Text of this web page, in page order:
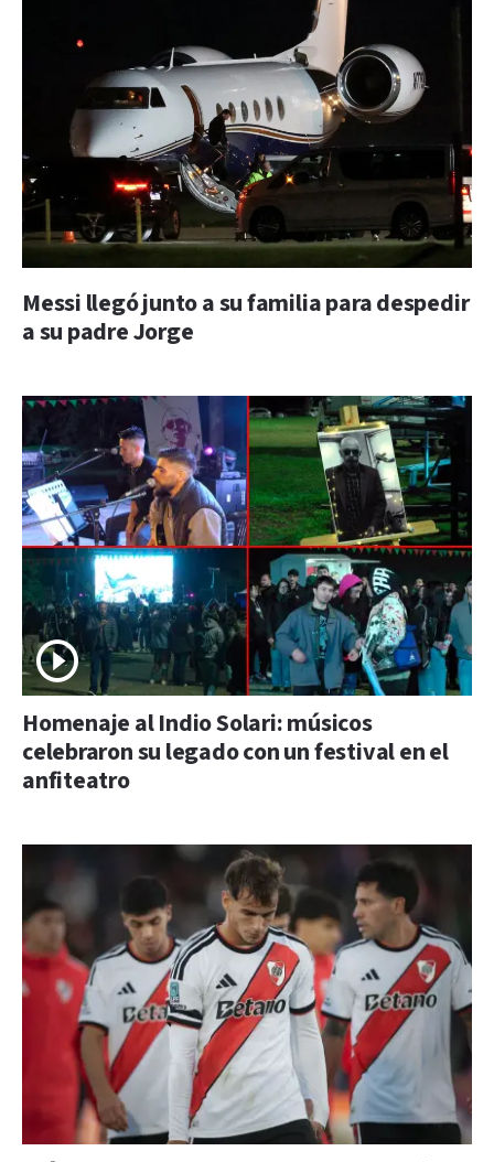
Messi llegó junto a su familia para despedir
a su padre Jorge
Homenaje al Indio Solari: músicos
celebraron su legado con un festival en el
anfiteatro